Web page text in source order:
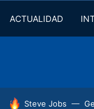
ACTUALIDAD
HOY SE HABLA DE
Steve Jobs